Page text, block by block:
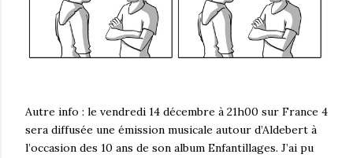
Autre info : le vendredi 14 décembre à 21h00 sur France 4
sera diffusée une émission musicale autour d’Aldebert à
l’occasion des 10 ans de son album Enfantillages. J’ai pu